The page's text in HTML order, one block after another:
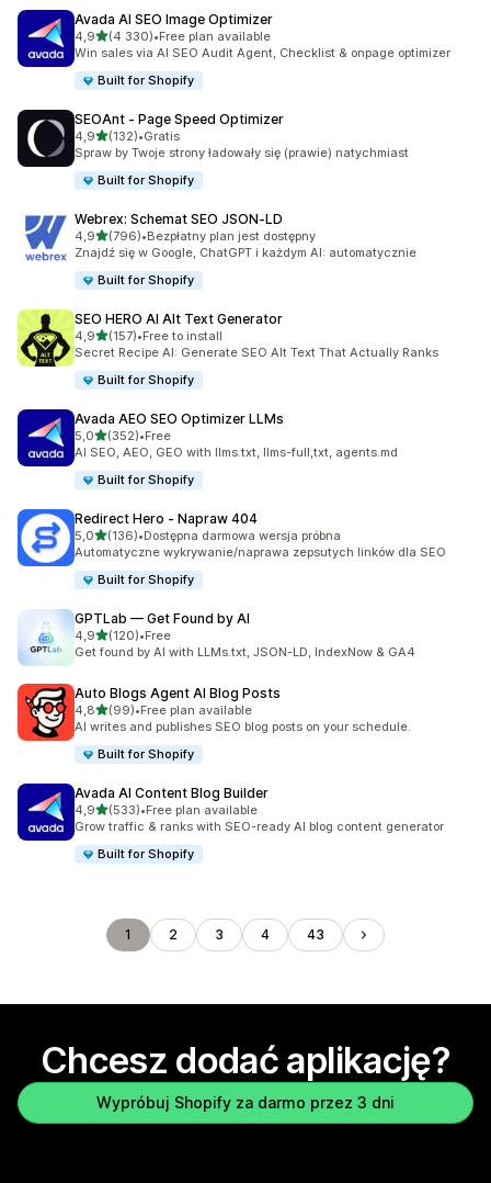
Avada AI SEO Image Optimizer
4,9na 5 gwiazdek
(4 330)
Łączna liczba recenzji: 4330
•Free plan available
Win sales via AI SEO Audit Agent, Checklist & onpage optimizer
Built for Shopify
SEOAnt ‑ Page Speed Optimizer
4,9na 5 gwiazdek
(132)
Łączna liczba recenzji: 132
•Gratis
Spraw by Twoje strony ładowały się (prawie) natychmiast
Built for Shopify
Webrex: Schemat SEO JSON‑LD
4,9na 5 gwiazdek
(796)
Łączna liczba recenzji: 796
•Bezpłatny plan jest dostępny
Znajdź się w Google, ChatGPT i każdym AI: automatycznie
Built for Shopify
SEO HERO AI Alt Text Generator
4,9na 5 gwiazdek
(157)
Łączna liczba recenzji: 157
•Free to install
Secret Recipe AI: Generate SEO Alt Text That Actually Ranks
Built for Shopify
Avada AEO SEO Optimizer LLMs
5,0na 5 gwiazdek
(352)
Łączna liczba recenzji: 352
•Free
AI SEO, AEO, GEO with llms.txt, llms-full,txt, agents.md
Built for Shopify
Redirect Hero ‑ Napraw 404
5,0na 5 gwiazdek
(136)
Łączna liczba recenzji: 136
•Dostępna darmowa wersja próbna
Automatyczne wykrywanie/naprawa zepsutych linków dla SEO
Built for Shopify
GPTLab — Get Found by AI
4,9na 5 gwiazdek
(120)
Łączna liczba recenzji: 120
•Free
Get found by AI with LLMs.txt, JSON-LD, IndexNow & GA4
Auto Blogs Agent AI Blog Posts
4,8na 5 gwiazdek
(99)
Łączna liczba recenzji: 99
•Free plan available
AI writes and publishes SEO blog posts on your schedule.
Built for Shopify
Avada AI Content Blog Builder
4,9na 5 gwiazdek
(533)
Łączna liczba recenzji: 533
•Free plan available
Grow traffic & ranks with SEO-ready AI blog content generator
Built for Shopify
1 2 3 4 43
Chcesz dodać aplikację?
Wypróbuj Shopify za darmo przez 3 dni